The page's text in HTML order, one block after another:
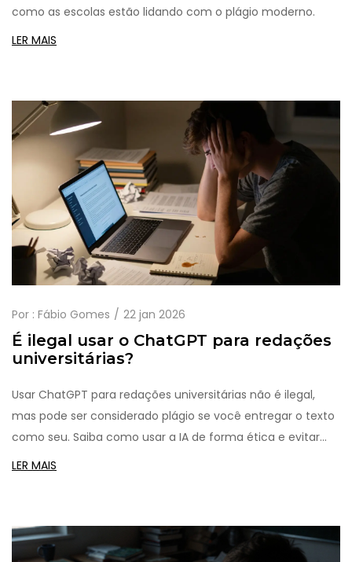
como as escolas estão lidando com o plágio moderno.
LER MAIS
Por : Fábio Gomes 22 jan 2026
É ilegal usar o ChatGPT para redações
universitárias?
Usar ChatGPT para redações universitárias não é ilegal,
mas pode ser considerado plágio se você entregar o texto
como seu. Saiba como usar a IA de forma ética e evitar
consequências graves na faculdade.
LER MAIS